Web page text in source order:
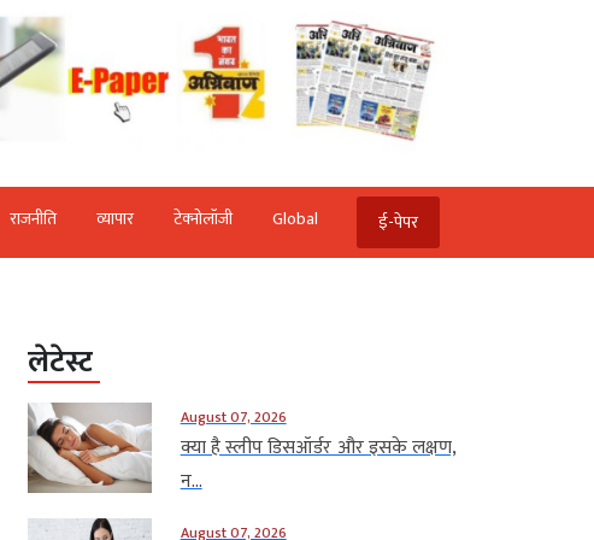
राजनीति व्‍यापार टेक्‍नोलॉजी Global ई-पेपर
लेटेस्ट
August 07, 2026
क्या है स्लीप डिसऑर्डर और इसके लक्षण,
न...
August 07, 2026